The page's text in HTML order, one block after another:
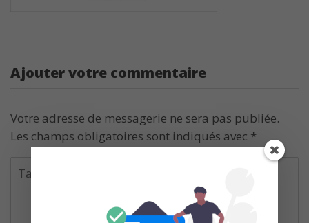
Ajouter votre commentaire
Votre adresse de messagerie ne sera pas publiée.
Les champs obligatoires sont indiqués avec *